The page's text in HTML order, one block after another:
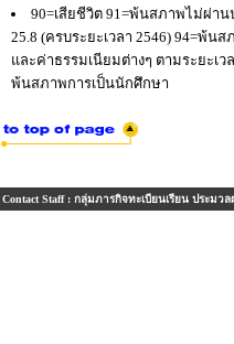
90=เสียชีวิต 91=พ้นสภาพไม่ผ่า
25.8 (ครบระยะเวลา 2546) 94=พ้
และค่าธรรมเนียมต่างๆ ตามระยะเ
พ้นสภาพการเป็นนักศึกษา
Contact Staff : กลุ่มภารกิจทะเบียนเรียน ประมวล